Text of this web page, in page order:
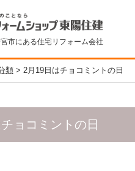
市にある住宅リフォーム会社
類 > 2月19日はチョコミントの日
ョコミントの日